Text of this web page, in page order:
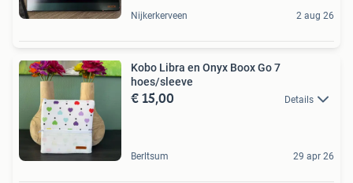
Nijkerkerveen 2 aug 26
Kobo Libra en Onyx Boox Go 7
hoes/sleeve
€ 15,00 Details
Berltsum 29 apr 26